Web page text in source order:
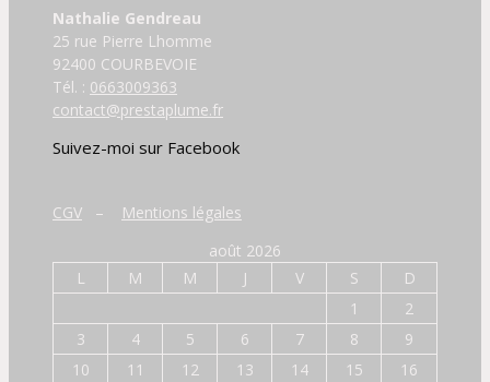
Nathalie Gendreau
25 rue Pierre Lhomme
92400 COURBEVOIE
Tél. : 0663009363
contact@prestaplume.fr
Suivez-moi sur Facebook
CGV –
Mentions légales
août 2026
L
M M J V S
D
1
2
3
4 5 6 7 8
9
10
11 12 13 14 15 16